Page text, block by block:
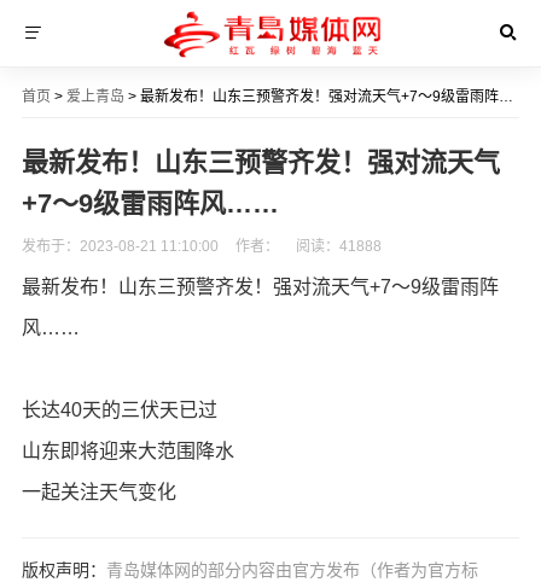
首页 > 爱上青岛 > 最新发布！山东三预警齐发！强对流天气+7～9级雷雨阵风……
最新发布！山东三预警齐发！强对流天气
+7～9级雷雨阵风……
发布于：2023-08-21 11:10:00 作者： 阅读： 41888
最新发布！山东三预警齐发！强对流天气+7～9级雷雨阵
风……
长达40天的三伏天已过
山东即将迎来大范围降水
一起关注天气变化
版权声明： 青岛媒体网的部分内容由官方发布（作者为官方标